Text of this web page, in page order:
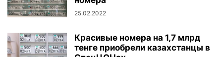
25.02.2022
Красивые номера на 1,7 млрд
тенге приобрели казахстанцы в